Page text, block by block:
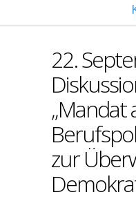
22.
„Mandat
zur